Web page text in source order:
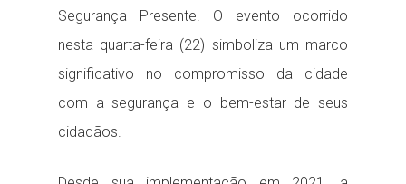
Segurança Presente. O evento ocorrido
nesta quarta-feira (22) simboliza um marco
significativo no compromisso da cidade
com a segurança e o bem-estar de seus
cidadãos.